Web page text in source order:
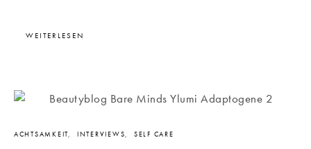
WEITERLESEN
ACHTSAMKEIT INTERVIEWS SELF CARE